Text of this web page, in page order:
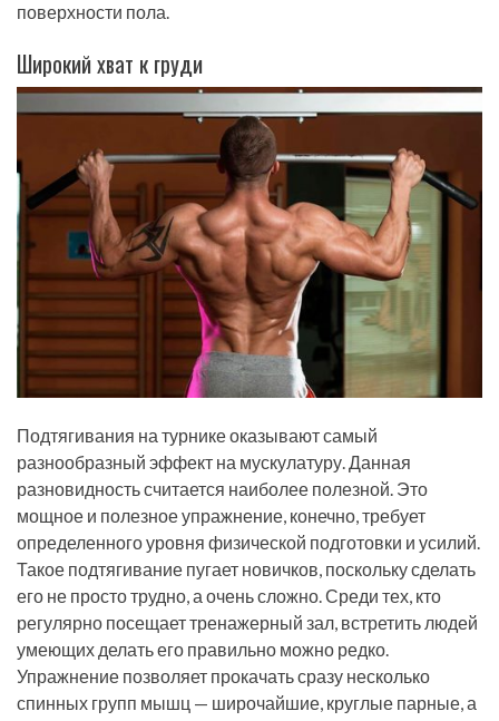
поверхности пола.
Широкий хват к груди
Подтягивания на турнике оказывают самый
разнообразный эффект на мускулатуру. Данная
разновидность считается наиболее полезной. Это
мощное и полезное упражнение, конечно, требует
определенного уровня физической подготовки и усилий.
Такое подтягивание пугает новичков, поскольку сделать
его не просто трудно, а очень сложно. Среди тех, кто
регулярно посещает тренажерный зал, встретить людей
умеющих делать его правильно можно редко.
Упражнение позволяет прокачать сразу несколько
спинных групп мышц — широчайшие, круглые парные, а